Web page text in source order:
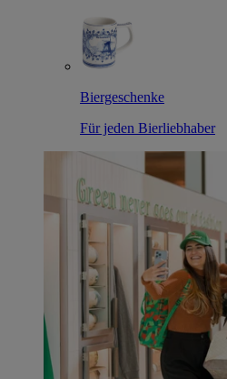
Biergeschenke
Für jeden Bierliebhaber